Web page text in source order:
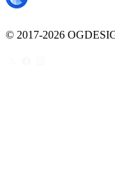
© 2017-2026